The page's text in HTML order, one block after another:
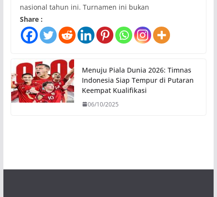
nasional tahun ini. Turnamen ini bukan
Share :
Menuju Piala Dunia 2026: Timnas
Indonesia Siap Tempur di Putaran
Keempat Kualifikasi
06/10/2025